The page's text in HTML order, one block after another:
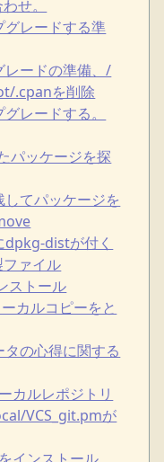
せ。
レードする準
ードの準備、/
.cpanを削除
レードする。
パッケージを探
てパッケージを
distが付く
ァイル
ストール
カルコピーをと
の心得に関する
カルレポジトリ
VCS_git.pmが